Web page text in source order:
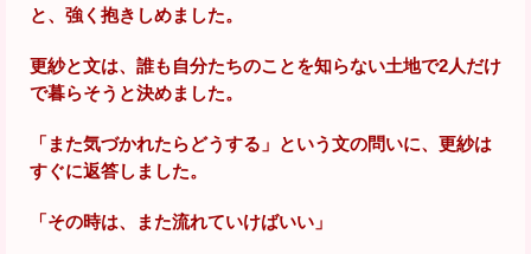
と、強く抱きしめました。
更紗と文は、誰も自分たちのことを知らない土地で2人だけ
で暮らそうと決めました。
「また気づかれたらどうする」という文の問いに、更紗は
すぐに返答しました。
「その時は、また流れていけばいい」